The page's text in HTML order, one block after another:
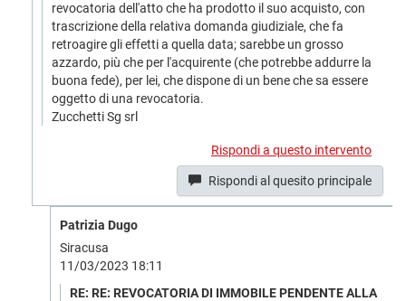
revocatoria dell'atto che ha prodotto il suo acquisto, con
trascrizione della relativa domanda giudiziale, che fa
retroagire gli effetti a quella data; sarebbe un grosso
azzardo, più che per l'acquirente (che potrebbe addurre la
buona fede), per lei, che dispone di un bene che sa essere
oggetto di una revocatoria.
Zucchetti Sg srl
Rispondi a questo intervento
Rispondi al quesito principale
Patrizia Dugo
Siracusa
11/03/2023 18:11
RE: RE: REVOCATORIA DI IMMOBILE PENDENTE ALLA